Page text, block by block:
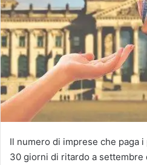
Il numero di imprese che paga
30 giorni di ritardo a